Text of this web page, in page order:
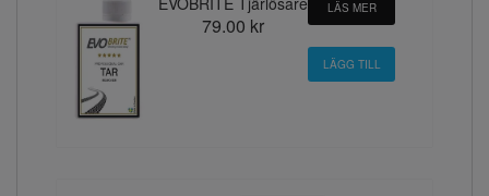
79.00 kr
LÄS MER